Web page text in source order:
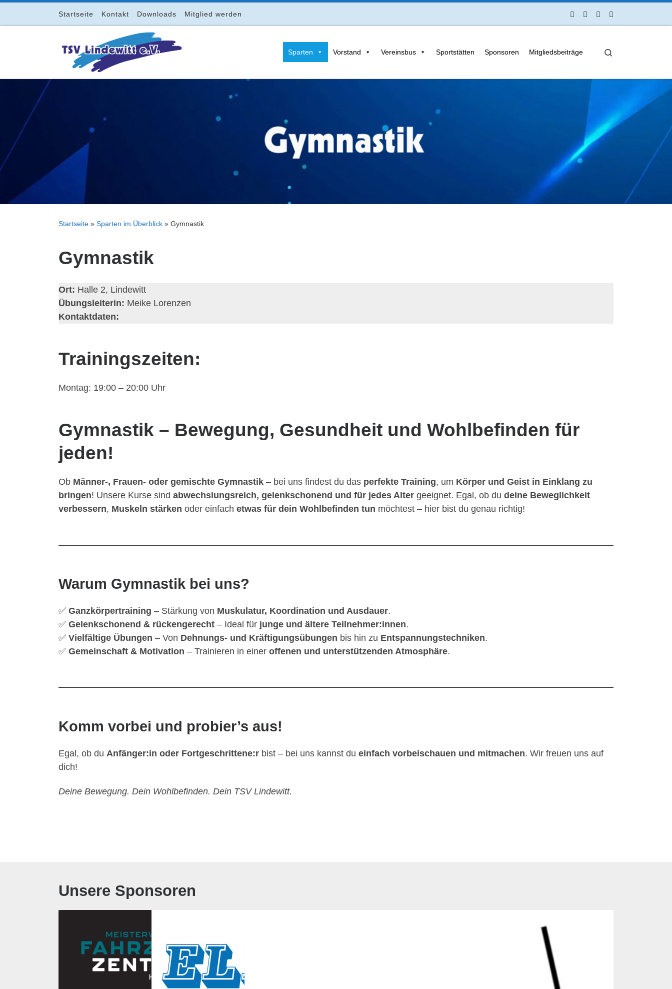
Zum Inhalt springen
Startseite Kontakt Downloads Mitglied werden
Sparten Vorstand Vereinsbus Sportstätten Sponsoren Mitgliedsbeiträge
Startseite » Sparten im Überblick » Gymnastik
Gymnastik
Ort: Halle 2, Lindewitt
Übungsleiterin: Meike Lorenzen
Kontaktdaten:
Trainingszeiten:
Montag: 19:00 – 20:00 Uhr
Gymnastik – Bewegung, Gesundheit und Wohlbefinden für
jeden!
Ob Männer-, Frauen- oder gemischte Gymnastik – bei uns findest du das perfekte Training, um Körper und Geist in Einklang zu
bringen! Unsere Kurse sind abwechslungsreich, gelenkschonend und für jedes Alter geeignet. Egal, ob du deine Beweglichkeit
verbessern, Muskeln stärken oder einfach etwas für dein Wohlbefinden tun möchtest – hier bist du genau richtig!
Warum Gymnastik bei uns?
✅ Ganzkörpertraining – Stärkung von Muskulatur, Koordination und Ausdauer.
✅ Gelenkschonend & rückengerecht – Ideal für junge und ältere Teilnehmer:innen.
✅ Vielfältige Übungen – Von Dehnungs- und Kräftigungsübungen bis hin zu Entspannungstechniken.
✅ Gemeinschaft & Motivation – Trainieren in einer offenen und unterstützenden Atmosphäre.
Komm vorbei und probier’s aus!
Egal, ob du Anfänger:in oder Fortgeschrittene:r bist – bei uns kannst du einfach vorbeischauen und mitmachen. Wir freuen uns auf
dich!
Deine Bewegung. Dein Wohlbefinden. Dein TSV Lindewitt.
Unsere Sponsoren